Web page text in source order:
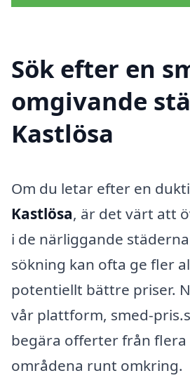
Sök efter en
omgivande
Kastlösa
Om du letar efter en
Kastlösa, är det värt att
i de närliggande
sökning kan ofta ge fler
potentiellt bättre priser.
vår plattform, smed-
begära offerter från flera
områdena runt omkring.